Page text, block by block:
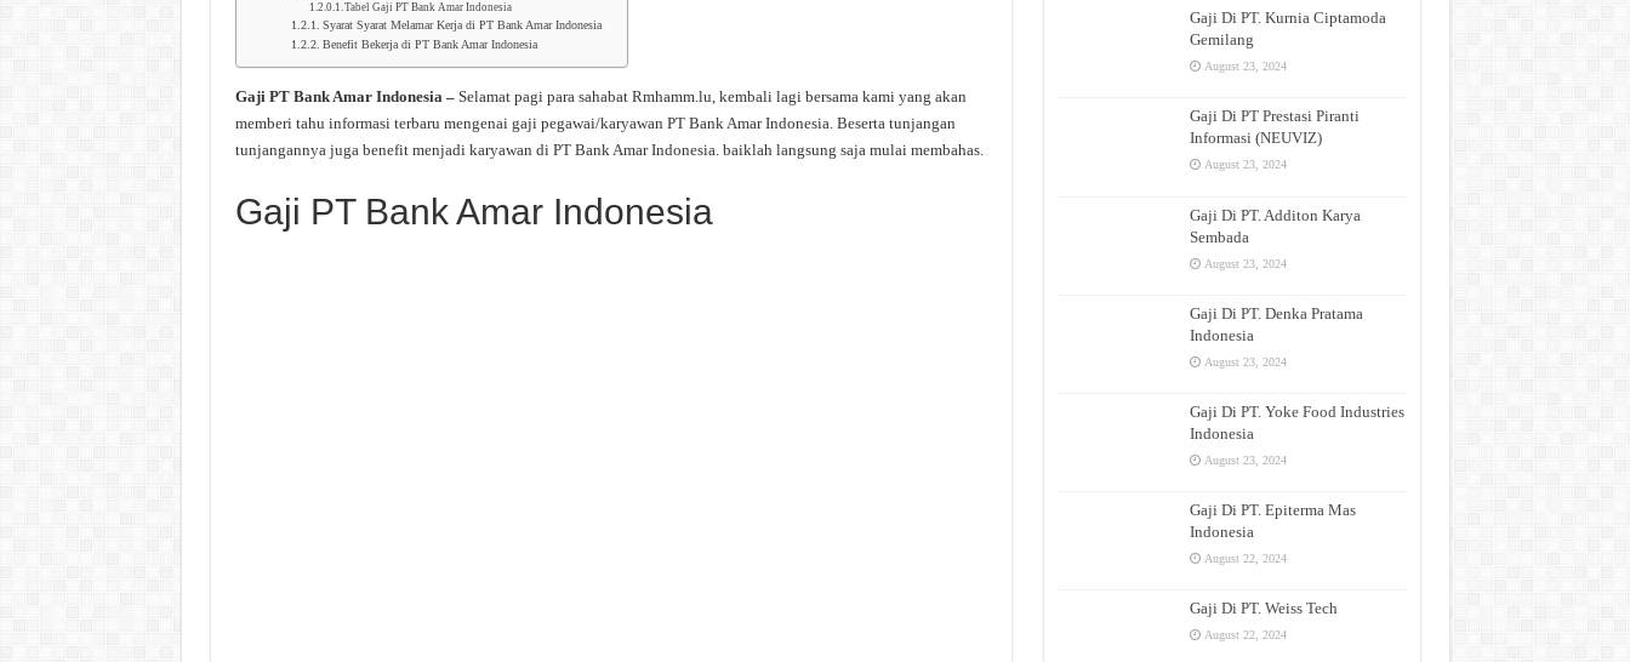
Tabel Gaji PT Bank Amar Indonesia
Syarat Syarat Melamar Kerja di PT Bank Amar Indonesia
Benefit Bekerja di PT Bank Amar Indonesia
Gaji PT Bank Amar Indonesia – Selamat pagi para sahabat Rmhamm.lu, kembali lagi bersama kami yang akan
memberi tahu informasi terbaru mengenai gaji pegawai/karyawan PT Bank Amar Indonesia. Beserta tunjangan
tunjangannya juga benefit menjadi karyawan di PT Bank Amar Indonesia. baiklah langsung saja mulai membahas.
Gaji PT Bank Amar Indonesia
Gaji Di PT. Kurnia Ciptamoda
Gemilang
August 23, 2024
Gaji Di PT Prestasi Piranti
Informasi (NEUVIZ)
August 23, 2024
Gaji Di PT. Additon Karya
Sembada
August 23, 2024
Gaji Di PT. Denka Pratama
Indonesia
August 23, 2024
Gaji Di PT. Yoke Food Industries
Indonesia
August 23, 2024
Gaji Di PT. Epiterma Mas
Indonesia
August 22, 2024
Gaji Di PT. Weiss Tech
August 22, 2024